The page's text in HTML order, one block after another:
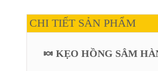
CHI TIẾT SẢN PHẨM
🍬 KẸO HỒNG SÂM